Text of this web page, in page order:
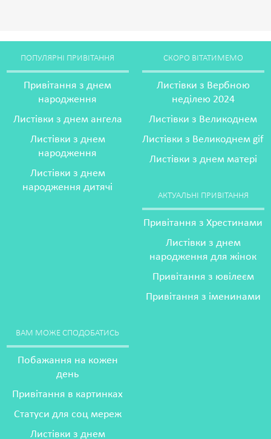
ПОПУЛЯРНІ ПРИВІТАННЯ
Привітання з днем
народження
Листівки з днем ангела
Листівки з днем
народження
Листівки з днем
народження дитячі
СКОРО ВІТАТИМЕМО
Листівки з Вербною
неділею 2024
Листівки з Великоднем
Листівки з Великоднем gif
Листівки з днем матері
АКТУАЛЬНІ ПРИВІТАННЯ
Привітання з Хрестинами
Листівки з днем
народження для жінок
Привітання з ювілеєм
Привітання з іменинами
ВАМ МОЖЕ СПОДОБАТИСЬ
Побажання на кожен
день
Привітання в картинках
Статуси для соц мереж
Листівки з днем